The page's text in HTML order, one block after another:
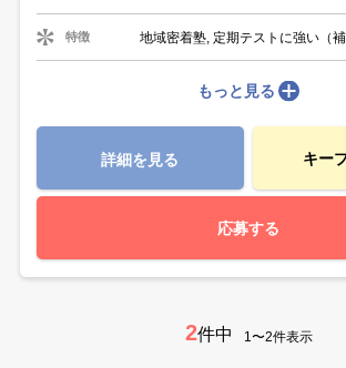
特徴 地域密着塾, 定期テストに強い（
もっと見る
詳細を見る キー
応募する
2件中 1〜2件表示